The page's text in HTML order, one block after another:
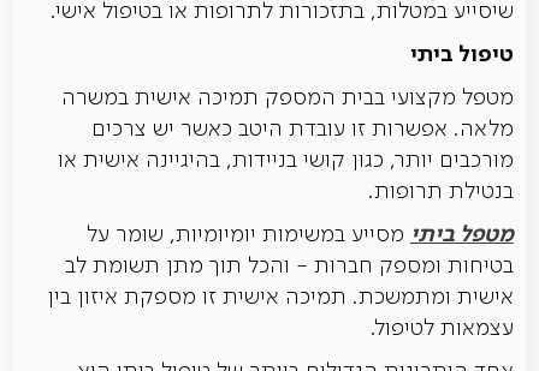
שיסייע במטלות, בתזכורות לתרופות או בטיפול אישי.
טיפול ביתי
מטפל מקצועי בבית המספק תמיכה אישית במשרה
מלאה. אפשרות זו עובדת היטב כאשר יש צרכים
מורכבים יותר, כגון קושי בניידות, בהיגיינה אישית או
בנטילת תרופות.
מטפל ביתי מסייע במשימות יומיומיות, שומר על
בטיחות ומספק חברות - והכל תוך מתן תשומת לב
אישית ומתמשכת. תמיכה אישית זו מספקת איזון בין
עצמאות לטיפול.